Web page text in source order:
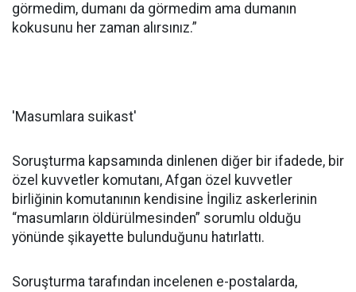
görmedim, dumanı da görmedim ama dumanın
kokusunu her zaman alırsınız.”
'Masumlara suikast'
Soruşturma kapsamında dinlenen diğer bir ifadede, bir
özel kuvvetler komutanı, Afgan özel kuvvetler
birliğinin komutanının kendisine İngiliz askerlerinin
“masumların öldürülmesinden” sorumlu olduğu
yönünde şikayette bulunduğunu hatırlattı.
Soruşturma tarafından incelenen e-postalarda,